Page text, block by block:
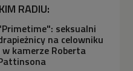
RADIU:
seksualni
na celowniku
w kamerze Roberta